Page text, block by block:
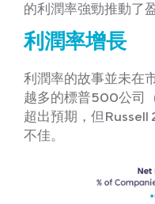
的利潤率強勁推動了
利潤率增長
利潤率的故事並未在
越多的標普500公司
超出預期，但
不佳。